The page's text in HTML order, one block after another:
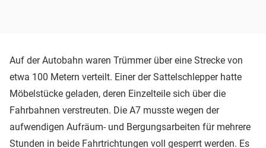
Auf der Autobahn waren Trümmer über eine Strecke von
etwa 100 Metern verteilt. Einer der Sattelschlepper hatte
Möbelstücke geladen, deren Einzelteile sich über die
Fahrbahnen verstreuten. Die A7 musste wegen der
aufwendigen Aufräum- und Bergungsarbeiten für mehrere
Stunden in beide Fahrtrichtungen voll gesperrt werden. Es